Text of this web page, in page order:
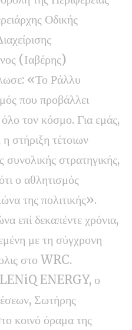
Οδικής
(Ιαβέρης)
«Το Ράλλυ
που προβάλλει
τον κόσμο. Για εμάς,
στήριξη τέτοιων
συνολικής στρατηγικής,
ο αθλητισμός
της πολιτικής».
επί δεκαπέντε χρόνια,
με τη σύγχρονη
στο WRC.
ENERGY, ο
Σωτήρης
κοινό όραμα της